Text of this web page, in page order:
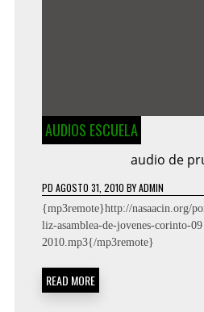
AUDIOS ESCUELA
audio de
PD AGOSTO 31, 2010 BYADMIN
{mp3remote}http://nasaacin.org/
liz-asamblea-de-
2010.mp3{/mp3remote}
READ MORE